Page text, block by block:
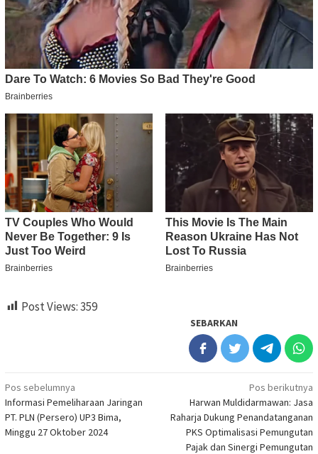
Post Views:359
SEBARKAN
Navigasi
pos
Pos sebelumnya
Informasi Pemeliharaan Jaringan
PT. PLN (Persero) UP3 Bima,
Minggu 27 Oktober 2024
Pos berikutnya
Harwan Muldidarmawan: Jasa
Raharja Dukung Penandatanganan
PKS Optimalisasi Pemungutan
Pajak dan Sinergi Pemungutan